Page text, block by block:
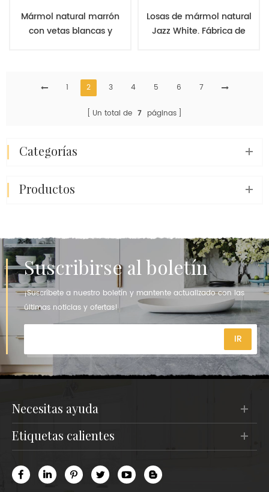
Mármol natural marrón
con vetas blancas y
espacios interiores.
Losas de mármol natural
Jazz White. Fábrica de
calidad.
1 2 3 4 5 6 7
Un total de 7 páginas
categorías
productos
Suscribirse al boletín
¡Suscríbete a nuestro boletín y mantente actualizado con las
últimas noticias y ofertas!
necesitas ayuda
etiquetas calientes